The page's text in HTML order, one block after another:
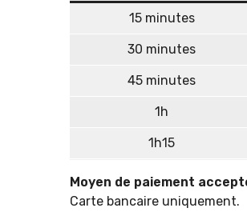
15 minutes
30 minutes
45 minutes
1h
1h15
Moyen de paiement
Carte bancaire uniquement.